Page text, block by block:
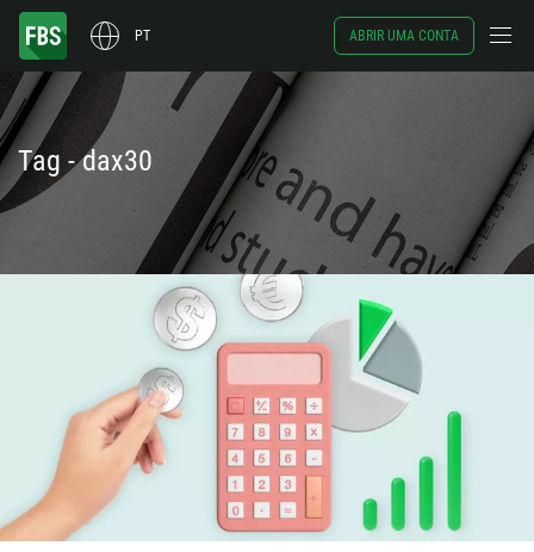
PT ABRIR UMA CONTA
Tag - dax30